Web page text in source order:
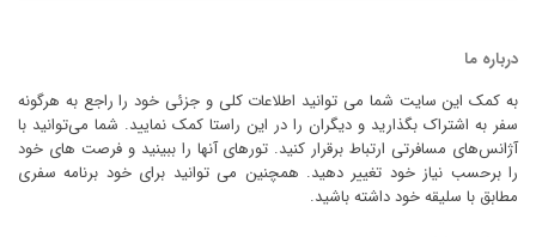
درباره ما
به کمک این سایت شما می توانید اطلاعات کلی و جزئی خود را راجع به هرگونه
سفر به اشتراک بگذارید و دیگران را در این راستا کمک نمایید. شما می‌توانید با
آژانس‌های مسافرتی ارتباط برقرار کنید. تورهای آنها را ببینید و فرصت های خود
را برحسب نیاز خود تغییر دهید. همچنین می توانید برای خود برنامه سفری
مطابق با سلیقه خود داشته باشید.